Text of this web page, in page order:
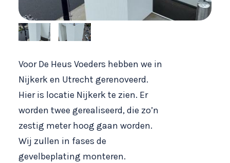
Voor De Heus Voeders hebben we in
Nijkerk en Utrecht gerenoveerd.
Hier is locatie Nijkerk te zien. Er
worden twee gerealiseerd, die zo’n
zestig meter hoog gaan worden.
Wij zullen in fases de
gevelbeplating monteren.